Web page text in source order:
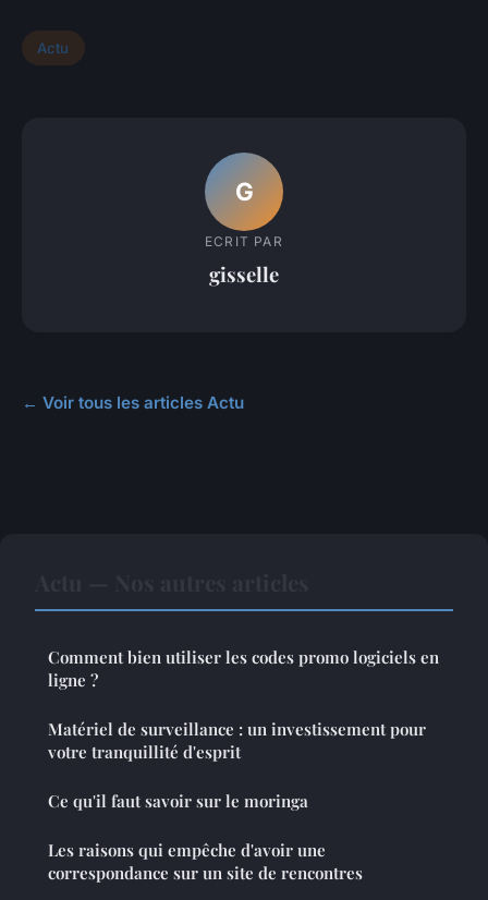
Actu
G
ECRIT PAR
gisselle
← Voir tous les articles Actu
Comment bien utiliser les codes promo logiciels en
ligne ?
Matériel de surveillance : un investissement pour
votre tranquillité d'esprit
Ce qu'il faut savoir sur le moringa
Les raisons qui empêche d'avoir une
correspondance sur un site de rencontres